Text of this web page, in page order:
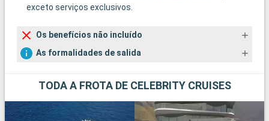
exceto serviços exclusivos.
Os benefícios não incluído
As formalidades de salida
TODA A FROTA DE CELEBRITY CRUISES